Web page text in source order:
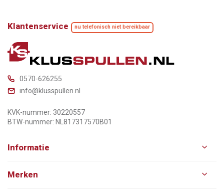
Klantenservice nu telefonisch niet bereikbaar
0570-626255
info@klusspullen.nl
KVK-nummer: 30220557
BTW-nummer: NL817317570B01
Informatie
Merken